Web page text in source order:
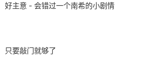
好主意 - 会错过一个南希的小剧情
只要敲门就够了